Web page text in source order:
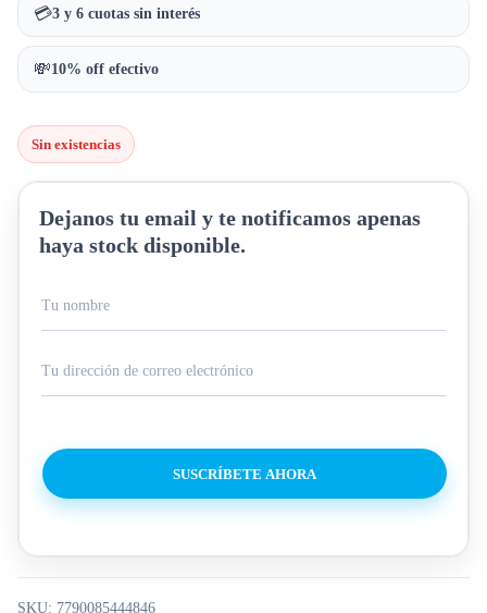
💳3 y 6 cuotas sin interés
💸10% off efectivo
Sin existencias
Dejanos tu email y te notificamos apenas
haya stock disponible.
SUSCRÍBETE AHORA
SKU: 7790085444846